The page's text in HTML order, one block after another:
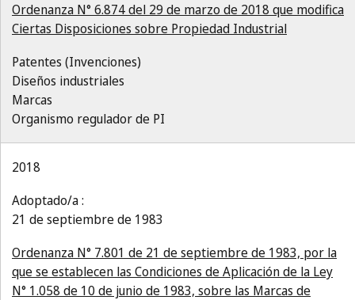
Ordenanza N° 6.874 del 29 de marzo de 2018 que modifica
Ciertas Disposiciones sobre Propiedad Industrial
Patentes (Invenciones)
Diseños industriales
Marcas
Organismo regulador de PI
2018
Adoptado/a :
21 de septiembre de 1983
Ordenanza N° 7.801 de 21 de septiembre de 1983, por la
que se establecen las Condiciones de Aplicación de la Ley
N° 1.058 de 10 de junio de 1983, sobre las Marcas de